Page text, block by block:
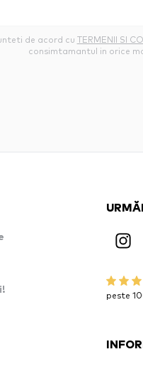
de acord cu TERMENII SI
consimtamantul in orice
peste